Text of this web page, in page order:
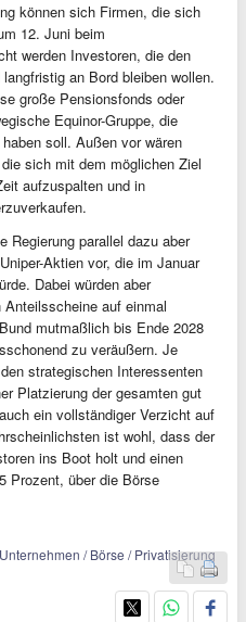
können sich Firmen, die sich
12. Juni beim
werden Investoren, die den
an Bord bleiben wollen.
große Pensionsfonds oder
Equinor-Gruppe, die
soll. Außen vor wären
sich mit dem möglichen Ziel
aufzuspalten und in
Regierung parallel dazu aber
Aktien vor, die im Januar
Dabei würden aber
auf einmal
mutmaßlich bis Ende 2028
zu veräußern. Je
strategischen Interessenten
Platzierung der gesamten gut
ein vollständiger Verzicht auf
ist wohl, dass der
ins Boot holt und einen
Prozent, über die Börse
/ Börse / Privatisierung